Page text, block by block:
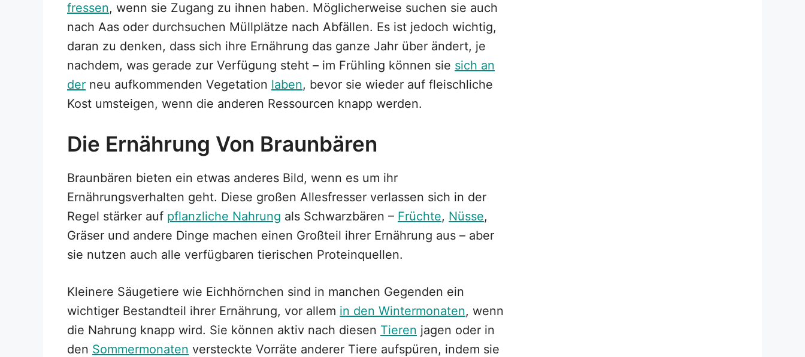
fressen, wenn sie Zugang zu ihnen haben. Möglicherweise suchen sie auch
nach Aas oder durchsuchen Müllplätze nach Abfällen. Es ist jedoch wichtig,
daran zu denken, dass sich ihre Ernährung das ganze Jahr über ändert, je
nachdem, was gerade zur Verfügung steht – im Frühling können sie sich an
der neu aufkommenden Vegetation laben, bevor sie wieder auf fleischliche
Kost umsteigen, wenn die anderen Ressourcen knapp werden.
Die Ernährung Von Braunbären
Braunbären bieten ein etwas anderes Bild, wenn es um ihr
Ernährungsverhalten geht. Diese großen Allesfresser verlassen sich in der
Regel stärker auf pflanzliche Nahrung als Schwarzbären – Früchte, Nüsse,
Gräser und andere Dinge machen einen Großteil ihrer Ernährung aus – aber
sie nutzen auch alle verfügbaren tierischen Proteinquellen.
Kleinere Säugetiere wie Eichhörnchen sind in manchen Gegenden ein
wichtiger Bestandteil ihrer Ernährung, vor allem in den Wintermonaten, wenn
die Nahrung knapp wird. Sie können aktiv nach diesen Tieren jagen oder in
den Sommermonaten versteckte Vorräte anderer Tiere aufspüren, indem sie